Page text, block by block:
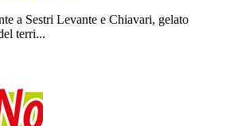
a Sestri Levante e Chiavari, gelato
terri...